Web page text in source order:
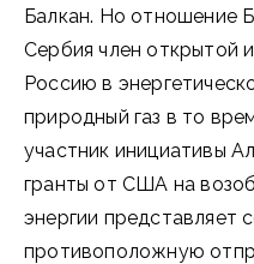
Балкан. Но отношение
Сербия член открытой
Россию в
природный газ в то
участник инициативы
гранты от США на
энергии представляет
противоположную